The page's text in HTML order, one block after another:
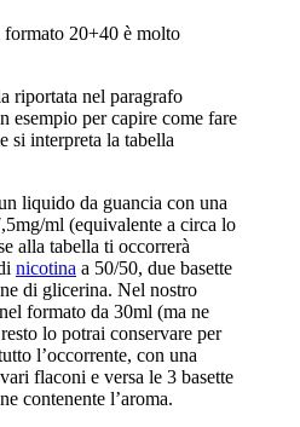
20+40 è molto
riportata nel paragrafo
esempio per capire come fare
si interpreta la tabella
liquido da guancia con una
ml (equivalente a circa lo
alla tabella ti occorrerà
nicotina a 50/50, due basette
di glicerina. Nel nostro
formato da 30ml (ma ne
lo potrai conservare per
l’occorrente, con una
flaconi e versa le 3 basette
contenente l’aroma.